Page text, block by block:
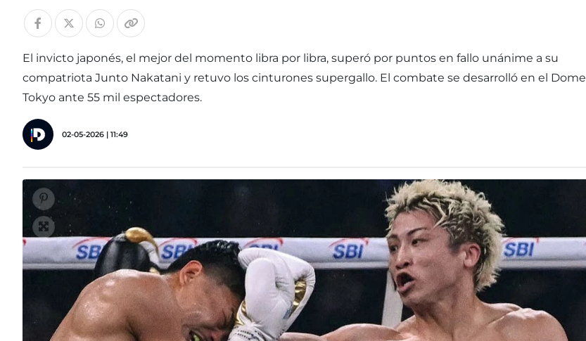
El invicto japonés, el mejor del momento libra por libra, superó por puntos en fallo unánime a su
compatriota Junto Nakatani y retuvo los cinturones supergallo. El combate se desarrolló en el Dome
Tokyo ante 55 mil espectadores.
02-05-2026 | 11:49